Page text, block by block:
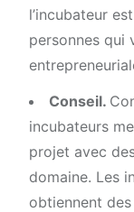
l’incubateur
personnes qui
Conseil.
incubateurs
projet avec
domaine. Les
obtiennent